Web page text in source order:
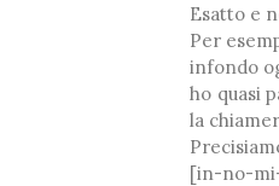
Esatto e
Per
infondo
ho quasi
la
[in-no-
❅